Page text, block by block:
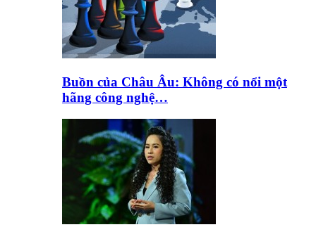
Buồn của Châu Âu: Không có nổi một
hãng công nghệ…